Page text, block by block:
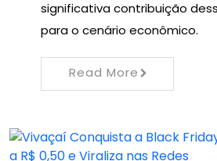
significativa contribuição
para o cenário econômico.
Read More